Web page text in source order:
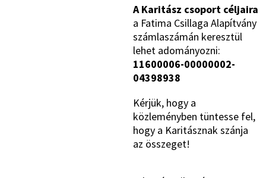
A Karitász csoport céljaira
a Fatima Csillaga Alapítvány
számlaszámán keresztül
lehet adományozni:
11600006-00000002-
04398938
Kérjük, hogy a
közleményben tüntesse fel,
hogy a Karitásznak szánja
az összeget!